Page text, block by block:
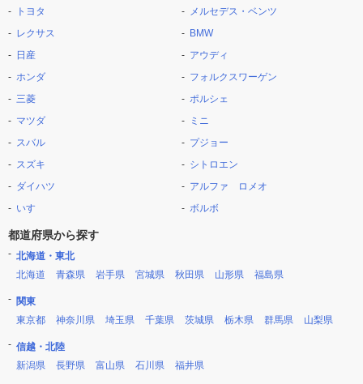
トヨタ
レクサス
日産
ホンダ
三菱
マツダ
スバル
スズキ
ダイハツ
いすゞ
メルセデス・ベンツ
BMW
アウディ
フォルクスワーゲン
ポルシェ
ミニ
プジョー
シトロエン
アルファ ロメオ
ボルボ
都道府県から探す
北海道・東北
北海道
青森県 岩手県 宮城県 秋田県 山形県 福島県
関東
東京都
神奈川県 埼玉県 千葉県 茨城県 栃木県 群馬県 山梨県
信越・北陸
新潟県
長野県 富山県 石川県 福井県